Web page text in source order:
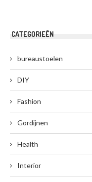
CATEGORIEËN
bureaustoelen
DIY
Fashion
Gordijnen
Health
Interior